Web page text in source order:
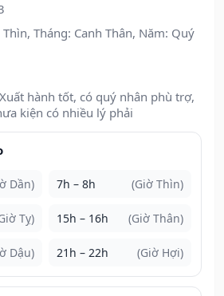
Thìn, Tháng: Canh Thân, Năm: Quý
Xuất hành tốt, có quý nhân phù trợ,
kiện có nhiều lý phải
Dần) 7h – 8h (Giờ Thìn)
Tỵ) 15h – 16h (Giờ Thân)
Dậu) 21h – 22h (Giờ Hợi)